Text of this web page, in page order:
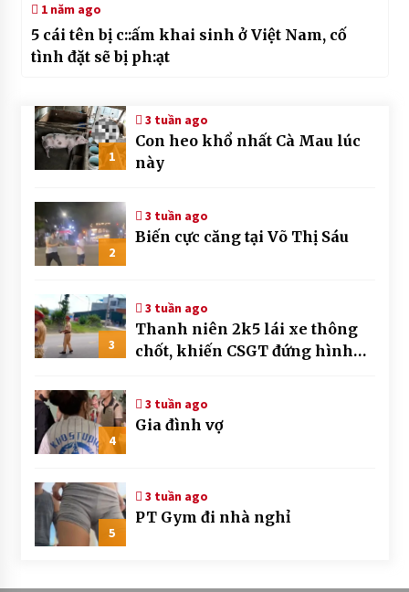
1 năm ago
5 cái tên bị c::ấm khai sinh ở Việt Nam, cố
tình đặt sẽ bị ph:ạt
1
3 tuần ago
Con heo khổ nhất Cà Mau lúc
này
2
3 tuần ago
Biến cực căng tại Võ Thị Sáu
3
3 tuần ago
Thanh niên 2k5 lái xe thông
chốt, khiến CSGT đứng hình
4
3 tuần ago
Gia đình vợ
5
3 tuần ago
PT Gym đi nhà nghỉ